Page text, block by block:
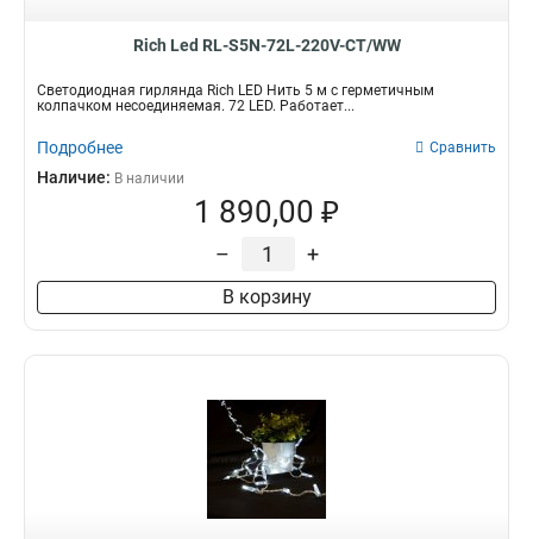
Rich Led RL-S5N-72L-220V-CT/WW
Светодиодная гирлянда Rich LED Нить 5 м с герметичным
колпачком несоединяемая. 72 LED. Работает...
Подробнее Сравнить
Наличие: В наличии
1 890,00 ₽
– +
В корзину